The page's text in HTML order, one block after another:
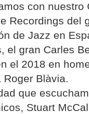
con
Recordings del
de Jazz en
el gran Carles
el 2018 en
Blàvia.
que
Stuart